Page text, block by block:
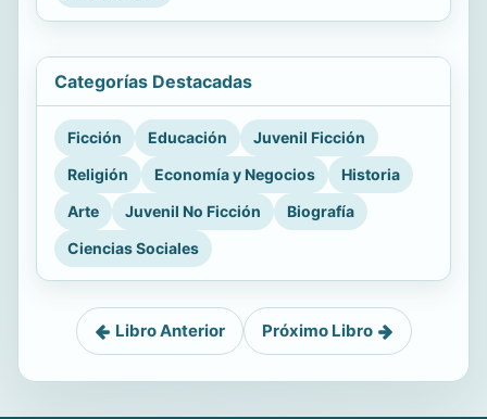
Categorías Destacadas
Ficción Educación
Juvenil Ficción
Religión
Economía y Negocios
Historia
Arte
Juvenil No Ficción
Biografía
Ciencias Sociales
Libro Anterior Próximo Libro